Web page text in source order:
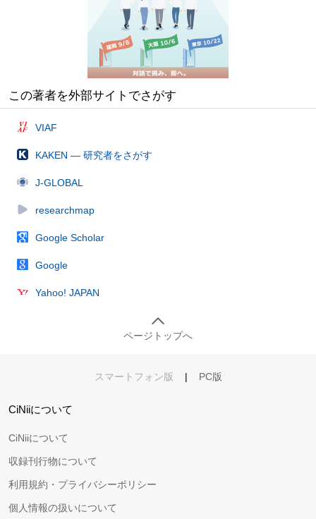
この著者を外部サイトでさがす
VIAF
KAKEN — 研究者をさがす
J-GLOBAL
researchmap
Google Scholar
Google
Yahoo! JAPAN
ページトップへ
スマートフォン版 | PC版
CiNiiについて
CiNiiについて
収録刊行物について
利用規約・プライバシーポリシー
個人情報の扱いについて